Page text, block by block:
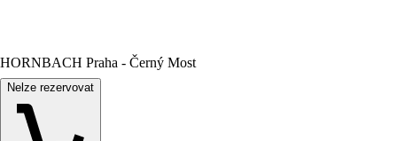
HORNBACH Praha - Černý Most
Nelze rezervovat